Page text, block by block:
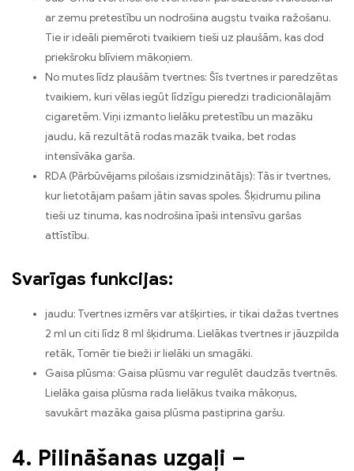
ar zemu pretestību un nodrošina augstu tvaika ražošanu.
Tie ir ideāli piemēroti tvaikiem tieši uz plaušām, kas dod
priekšroku blīviem mākoņiem.
No mutes līdz plaušām tvertnes: Šīs tvertnes ir paredzētas
tvaikiem, kuri vēlas iegūt līdzīgu pieredzi tradicionālajām
cigaretēm. Viņi izmanto lielāku pretestību un mazāku
jaudu, kā rezultātā rodas mazāk tvaika, bet rodas
intensīvāka garša.
RDA (Pārbūvējams pilošais izsmidzinātājs): Tās ir tvertnes,
kur lietotājam pašam jātin savas spoles. Šķidrumu pilina
tieši uz tinuma, kas nodrošina īpaši intensīvu garšas
attīstību.
Svarīgas funkcijas:
jaudu: Tvertnes izmērs var atšķirties, ir tikai dažas tvertnes
2 ml un citi līdz 8 ml šķidruma. Lielākas tvertnes ir jāuzpilda
retāk, Tomēr tie bieži ir lielāki un smagāki.
Gaisa plūsma: Gaisa plūsmu var regulēt daudzās tvertnēs.
Lielāka gaisa plūsma rada lielākus tvaika mākoņus,
savukārt mazāka gaisa plūsma pastiprina garšu.
4. Pilināšanas uzgaļi –